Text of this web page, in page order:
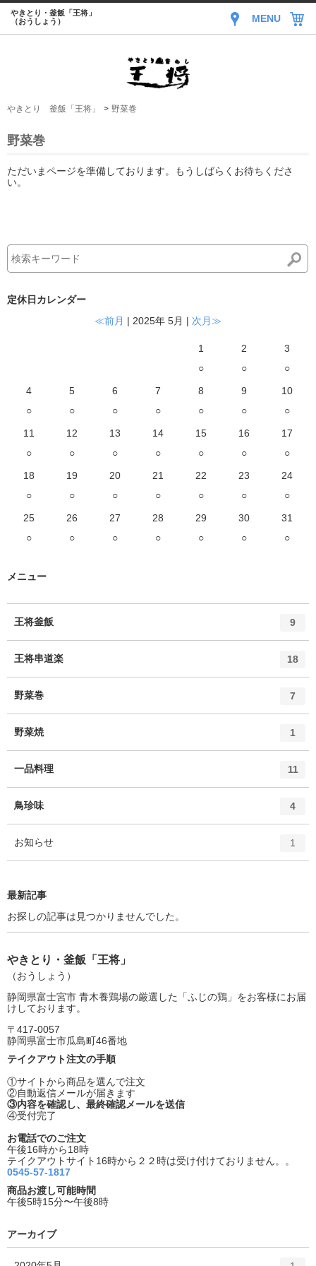
やきとり・釜飯「王将」
（おうしょう）
MENU
やきとり 釜飯「王将」 野菜巻
野菜巻
ただいまページを準備しております。もうしばらくお待ちくださ
い。
定休日カレンダー
≪前月 | 2025年 5月 | 次月≫
1
○
2
○
3
○
4
○
5
○
6
○
7
○
8
○
9
○
10
○
11
○
12
○
13
○
14
○
15
○
16
○
17
○
18
○
19
○
20
○
21
○
22
○
23
○
24
○
25
○
26
○
27
○
28
○
29
○
30
○
31
○
メニュー
王将釜飯
リ
ー
9
王将串道楽エ
ー
18
件
野菜巻エ
リ
ー
数
7
件
野菜焼エ
リ
ー
数
1
件
一品料理エ
ー
数
11
件
鳥珍味エ
リ
ー
4
件
お知らせエ
数
1
件
最新記事
お探しの記事は見つかりませんでした。
やきとり・釜飯「王将」
（おうしょう）
静岡県富士宮市 青木養鶏場の厳選した「ふじの鶏」をお客様にお届
けしております。
〒417-0057
静岡県富士市瓜島町46番地
テイクアウト注文の手順
①サイトから商品を選んで注文
②自動返信メールが届きます
③内容を確認し、最終確認メールを送信
④受付完了
お電話でのご注文
午後16時から18時
テイクアウトサイト16時から２２時は受け付けておりません。。
0545-57-1817
商品お渡し可能時間
午後5時15分〜午後8時
アーカイブ